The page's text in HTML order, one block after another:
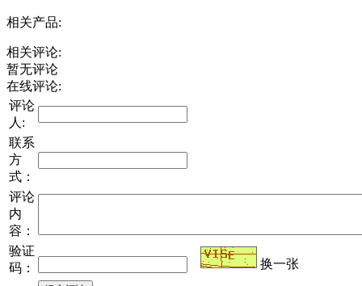
相关产品:
相关评论:
暂无评论
在线评论:
评论
人:
联系
方
式：
评论
内
容：
验证
码：
换一张